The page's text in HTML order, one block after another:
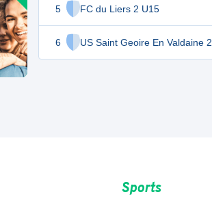
5 FC du Liers 2 U15
6 US Saint Geoire En Valdaine 2
Sports